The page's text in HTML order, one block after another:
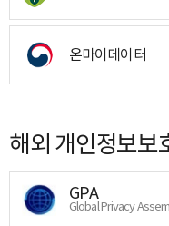
온마이데이터
해외 개인정보보
GPA
Global Privacy